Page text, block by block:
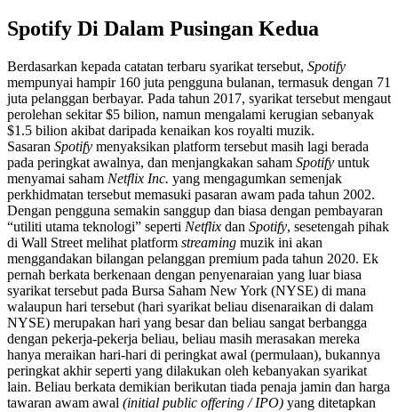
Spotify Di Dalam Pusingan Kedua
Berdasarkan kepada catatan terbaru syarikat tersebut, Spotify
mempunyai hampir 160 juta pengguna bulanan, termasuk dengan 71
juta pelanggan berbayar. Pada tahun 2017, syarikat tersebut mengaut
perolehan sekitar $5 bilion, namun mengalami kerugian sebanyak
$1.5 bilion akibat daripada kenaikan kos royalti muzik.
Sasaran Spotify menyaksikan platform tersebut masih lagi berada
pada peringkat awalnya, dan menjangkakan saham Spotify untuk
menyamai saham Netflix Inc. yang mengagumkan semenjak
perkhidmatan tersebut memasuki pasaran awam pada tahun 2002.
Dengan pengguna semakin sanggup dan biasa dengan pembayaran
“utiliti utama teknologi” seperti Netflix dan Spotify, sesetengah pihak
di Wall Street melihat platform streaming muzik ini akan
menggandakan bilangan pelanggan premium pada tahun 2020. Ek
pernah berkata berkenaan dengan penyenaraian yang luar biasa
syarikat tersebut pada Bursa Saham New York (NYSE) di mana
walaupun hari tersebut (hari syarikat beliau disenaraikan di dalam
NYSE) merupakan hari yang besar dan beliau sangat berbangga
dengan pekerja-pekerja beliau, beliau masih merasakan mereka
hanya meraikan hari-hari di peringkat awal (permulaan), bukannya
peringkat akhir seperti yang dilakukan oleh kebanyakan syarikat
lain. Beliau berkata demikian berikutan tiada penaja jamin dan harga
tawaran awam awal (initial public offering / IPO) yang ditetapkan